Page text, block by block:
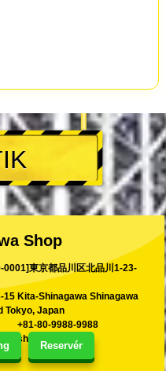
Reservér
Shop
0001]東京都品川区北品川1-23-
15 Kita-Shinagawa Shinagawa
Tokyo, Japan
+81-80-9988-9988
shina@kart.st